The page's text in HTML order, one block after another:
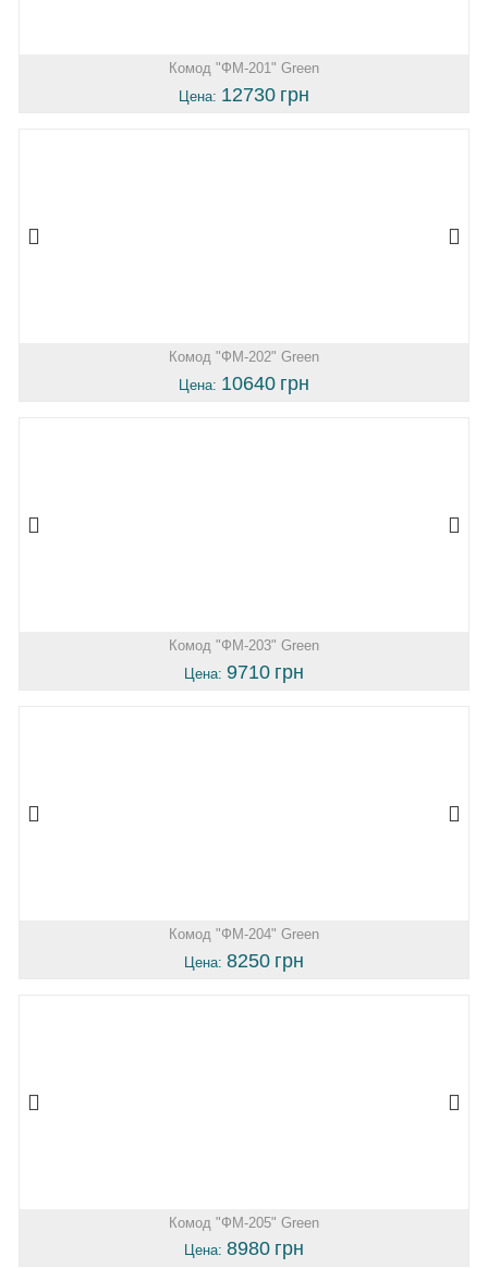
Комод "ФМ-201" Green
Цена: 12730 грн
Комод "ФМ-202" Green
Цена: 10640 грн
Комод "ФМ-203" Green
Цена: 9710 грн
Комод "ФМ-204" Green
Цена: 8250 грн
Комод "ФМ-205" Green
Цена: 8980 грн